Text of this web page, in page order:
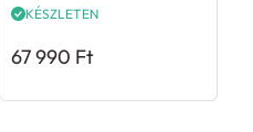
KÉSZLETEN
67 990 Ft